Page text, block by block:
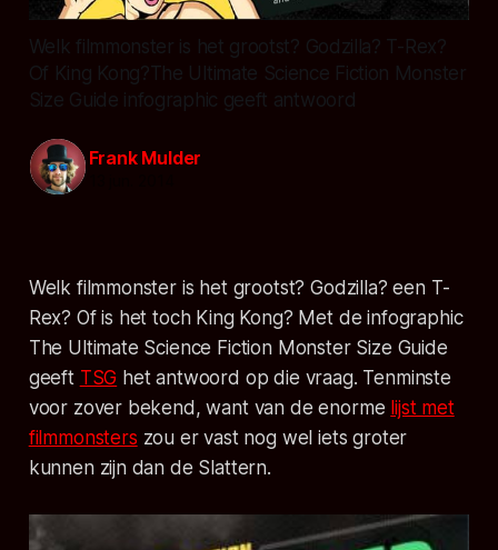
Welk filmmonster is het grootst? Godzilla? T-Rex?
Of King Kong?The Ultimate Science Fiction Monster
Size Guide infographic geeft antwoord
Frank Mulder
Welk filmmonster is het grootst? Godzilla? een T-
Rex? Of is het toch King Kong? Met de infographic
The Ultimate Science Fiction Monster Size Guide
geeft TSG het antwoord op die vraag. Tenminste
voor zover bekend, want van de enorme lijst met
filmmonsters zou er vast nog wel iets groter
kunnen zijn dan de Slattern.